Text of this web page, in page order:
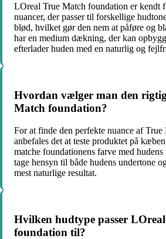
LOreal True Match foundation er kendt
nuancer, der passer til forskellige
blød, hvilket gør den nem at påføre og
har en medium dækning, der kan
efterlader huden med en naturlig og
Hvordan vælger man den
Match foundation?
For at finde den perfekte nuance af
anbefales det at teste produktet på
matche foundationens farve med
tage hensyn til både hudens undertone
mest naturlige resultat.
Hvilken hudtype passer
foundation til?